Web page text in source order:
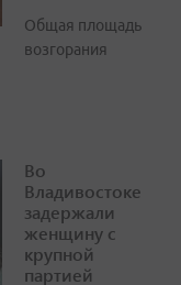
Общая площадь
возгорания
Во
Владивостоке
задержали
женщину с
крупной
партией